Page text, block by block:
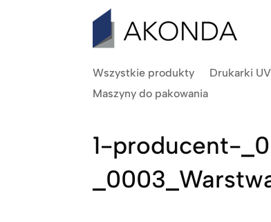
Wszystkie produkty Drukarki UV
Maszyny do pakowania
1-producent-